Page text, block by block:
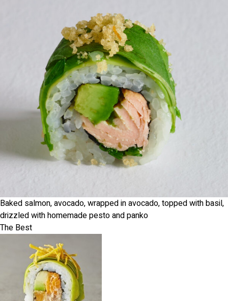
Baked salmon, avocado, wrapped in avocado, topped with basil,
drizzled with homemade pesto and panko
The Best